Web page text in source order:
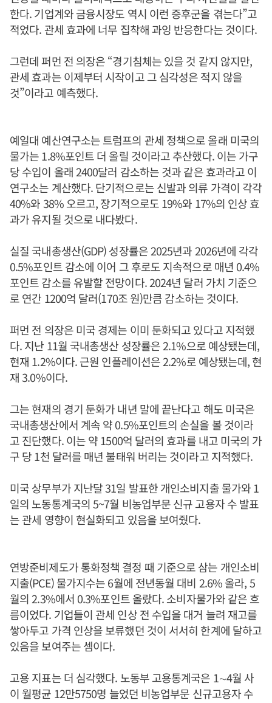
한다. 기업계와 금융시장도 역시 이런 증후군을 겪는다”고
적었다. 관세 효과에 너무 집착해 과잉 반응한다는 것이다.
그런데 퍼먼 전 의장은 “경기침체는 있을 것 같지 않지만,
관세 효과는 이제부터 시작이고 그 심각성은 적지 않을
것”이라고 예측했다.
예일대 예산연구소는 트럼프의 관세 정책으로 올래 미국의
물가는 1.8%포인트 더 올릴 것이라고 추산했다. 이는 가구
당 수입이 올래 2400달러 감소하는 것과 같은 효과라고 이
연구소는 계산했다. 단기적으로는 신발과 의류 가격이 각각
40%와 38% 오르고, 장기적으로도 19%와 17%의 인상 효
과가 유지될 것으로 내다봤다.
실질 국내총생산(GDP) 성장률은 2025년과 2026년에 각각
0.5%포인트 감소에 이어 그 후로도 지속적으로 매년 0.4%
포인트 감소를 유발할 전망이다. 2024년 달러 가치 기준으
로 연간 1200억 달러(170조 원)만큼 감소하는 것이다.
퍼먼 전 의장은 미국 경제는 이미 둔화되고 있다고 지적했
다. 지난 11월 국내총생산 성장률은 2.1%으로 예상됐는데,
현재 1.2%이다. 근원 인플레이션은 2.2%로 예상됐는데, 현
재 3.0%이다.
그는 현재의 경기 둔화가 내년 말에 끝난다고 해도 미국은
국내총생산에서 계속 약 0.5%포인트의 손실을 볼 것이라
고 진단했다. 이는 약 1500억 달러의 효과를 내고 미국의 가
구 당 1천 달러를 매년 불태워 버리는 것이라고 지적했다.
미국 상무부가 지난달 31일 발표한 개인소비지출 물가와 1
일의 노동통계국의 5~7월 비농업부문 신규 고용자 수 발표
는 관세 영향이 현실화되고 있음을 보여줬다.
연방준비제도가 통화정책 결정 때 기준으로 삼는 개인소비
지출(PCE) 물가지수는 6월에 전년동월 대비 2.6% 올라, 5
월의 2.3%에서 0.3%포인트 올랐다. 소비자물가와 같은 흐
름이었다. 기업들이 관세 인상 전 수입을 대거 늘려 재고를
쌓아두고 가격 인상을 보류했던 것이 서서히 한계에 달하고
있음을 보여주는 셈이다.
고용 지표는 더 심각했다. 노동부 고용통계국은 1∼4월 사
이 월평균 12만5750명 늘었던 비농업부문 신규고용자 수